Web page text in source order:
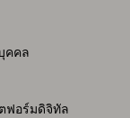
คคล
ฟอร์มดิจิทัล